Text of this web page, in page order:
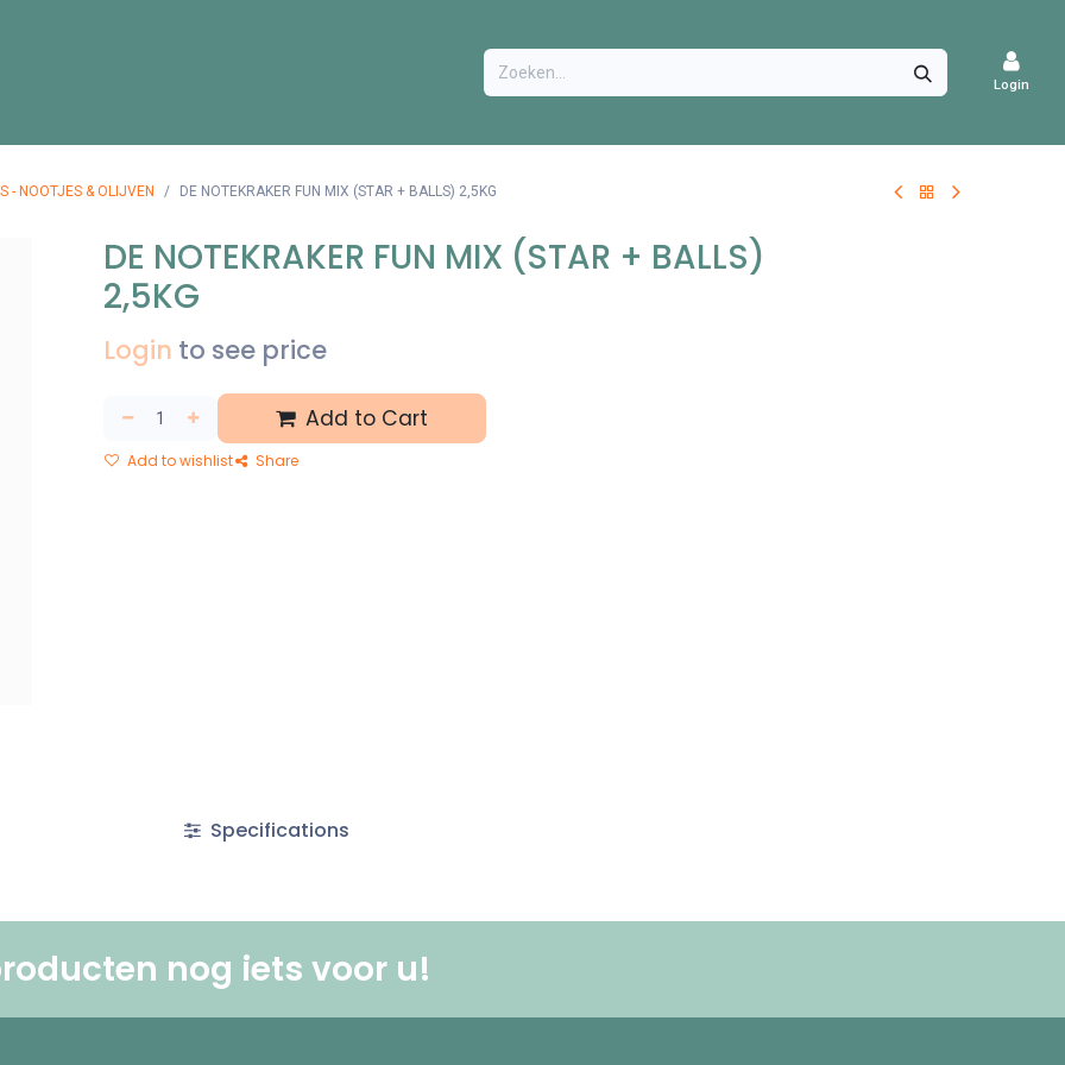
VACATURES
Login
- NOOTJES & OLIJVEN DE NOTEKRAKER FUN MIX (STAR + BALLS) 2,5KG
DE NOTEKRAKER FUN MIX (STAR + BALLS)
2,5KG
Login to see price
Add to Cart
Add to wishlist Share
Specifications
nog iets voor u!